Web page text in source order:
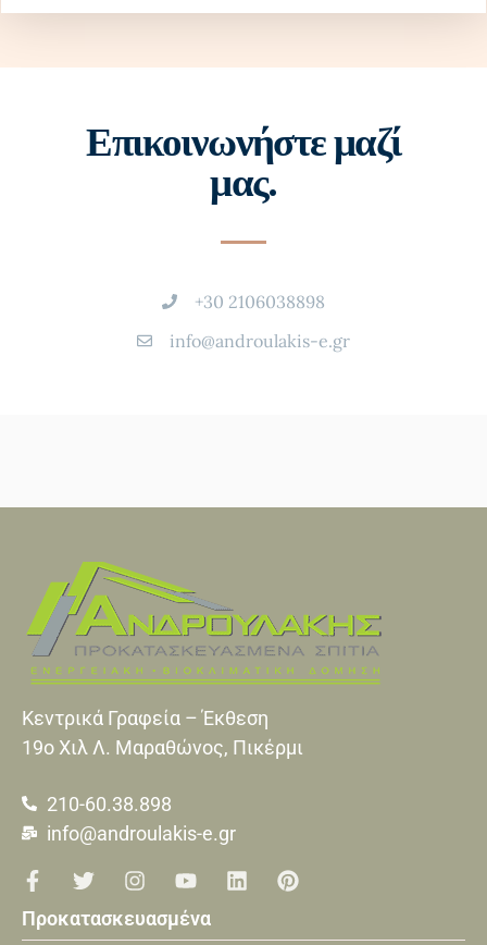
Επικοινωνήστε μαζί
μας.
+30 2106038898
info@androulakis-e.gr
Κεντρικά Γραφεία – Έκθεση
19o Xιλ Λ. Μαραθώνος, Πικέρμι
210-60.38.898
info@androulakis-e.gr
Προκατασκευασμένα